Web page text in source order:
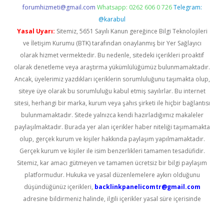
forumhizmeti@gmail.com Whatsapp: 0262 606 0 726 Telegram:
@karabul
Yasal Uyarı: Sitemiz, 5651 Sayılı Kanun gereğince Bilgi Teknolojileri
ve İletişim Kurumu (BTK) tarafından onaylanmış bir Yer Sağlayıcı
olarak hizmet vermektedir. Bu nedenle, sitedeki içerikleri proaktif
olarak denetleme veya araştırma yükümlülüğümüz bulunmamaktadır.
Ancak, üyelerimiz yazdıkları içeriklerin sorumluluğunu taşımakta olup,
siteye üye olarak bu sorumluluğu kabul etmiş sayılırlar. Bu internet
sitesi, herhangi bir marka, kurum veya şahıs şirketi ile hiçbir bağlantısı
bulunmamaktadır. Sitede yalnızca kendi hazırladığımız makaleler
paylaşılmaktadır. Burada yer alan içerikler haber niteliği taşımamakta
olup, gerçek kurum ve kişiler hakkında paylaşım yapılmamaktadır.
Gerçek kurum ve kişiler ile isim benzerlikleri tamamen tesadüfidir.
Sitemiz, kar amacı gütmeyen ve tamamen ücretsiz bir bilgi paylaşım
platformudur. Hukuka ve yasal düzenlemelere aykırı olduğunu
düşündüğünüz içerikleri, backlinkpanelicomtr@gmail.com
adresine bildirmeniz halinde, ilgili içerikler yasal süre içerisinde